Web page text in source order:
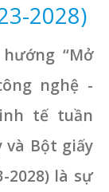
2028)
“Mở
nghệ -
tế tuần
và Bột giấy
2028) là sự